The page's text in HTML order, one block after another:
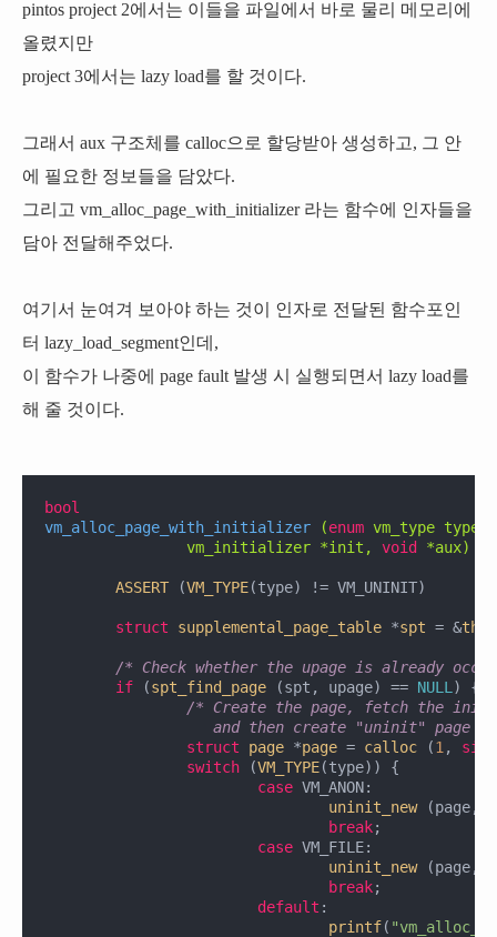
pintos project 2에서는 이들을 파일에서 바로 물리 메모리에
올렸지만
project 3에서는 lazy load를 할 것이다.
그래서 aux 구조체를 calloc으로 할당받아 생성하고, 그 안
에 필요한 정보들을 담았다.
그리고 vm_alloc_page_with_initializer 라는 함수에 인자들을
담아 전달해주었다.
여기서 눈여겨 보아야 하는 것이 인자로 전달된 함수포인
터 lazy_load_segment인데,
이 함수가 나중에 page fault 발생 시 실행되면서 lazy load를
해 줄 것이다.
bool
vm_alloc_page_with_initializer
(enum vm_type type,
		vm_initializer *init,
void *aux)
ASSERT (VM_TYPE(type) != VM_UNINIT)
struct supplemental_page_table *spt = &
/* Check whether the upage is already
if (spt_find_page (spt, upage) == NULL ) {
/* Create the page, fetch the
and then create "uninit" page
struct
page *page = calloc (1 ,
switch (VM_TYPE(type)) {
case VM_ANON:
uninit_new (page,
break;
case VM_FILE:
uninit_new (page,
break;
default :
printf(